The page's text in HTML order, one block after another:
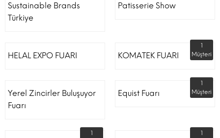
Sustainable Brands
Türkiye
Patisserie Show
HELAL EXPO FUARI KOMATEK FUARI
1
Müşteri
Yerel Zincirler Buluşuyor
Fuarı
Equist Fuarı
1
Müşteri
1
1